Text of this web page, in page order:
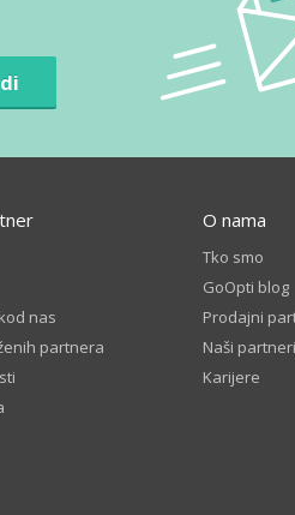
nas
partnera
O nama
Tko smo
GoOpti blog
Prodajni
Naši
Karijere